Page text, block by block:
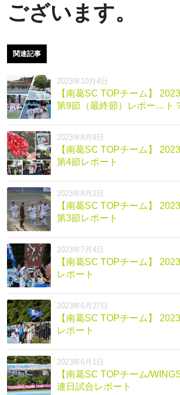
ございます。
関連記事
2023年10月4日
【南葛SC TOPチーム】
第9節（最終節）レポー…ト
2023年8月9日
【南葛SC TOPチーム】
第4節レポート
2023年8月2日
【南葛SC TOPチーム】
第3節レポート
2023年7月4日
【南葛SC TOPチーム】
レポート
2023年6月27日
【南葛SC TOPチーム】
レポート
2023年6月1日
【南葛SC TOPチーム/
連日試合レポート